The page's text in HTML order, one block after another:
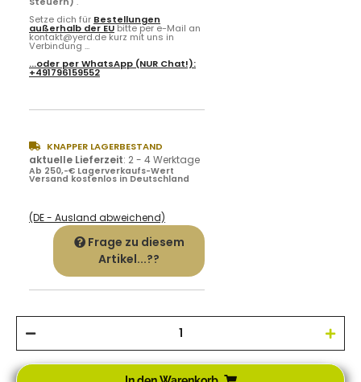
Setze dich für Bestellungen
außerhalb der EUbitte per e-Mail an
kontakt@yerd.de kurz mit uns in
Verbindung ...
...oder perWhatsApp (NUR Chat!):
+491796159552
KNAPPER LAGERBESTAND
aktuelle Lieferzeit: 2 - 4 Werktage
Ab 250,-€ Lagerverkaufs-Wert
Versand kostenlos in Deutschland
(DE - Ausland abweichend)
Frage zu diesem
Artikel...??